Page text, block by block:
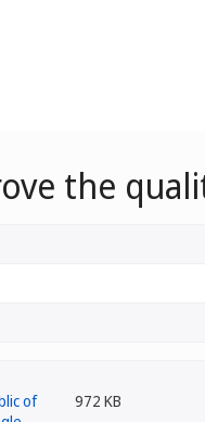
the
972 KB